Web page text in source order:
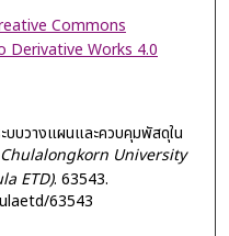
Commons
Works 4.0
บวางแผนและควบคุมพัสดุใน
Chulalongkorn University
ETD). 63543.
63543